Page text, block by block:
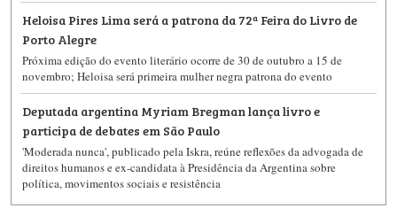
Heloisa Pires Lima será a patrona da 72ª Feira do Livro de
Porto Alegre
Próxima edição do evento literário ocorre de 30 de outubro a 15 de
novembro; Heloisa será primeira mulher negra patrona do evento
Deputada argentina Myriam Bregman lança livro e
participa de debates em São Paulo
'Moderada nunca', publicado pela Iskra, reúne reflexões da advogada de
direitos humanos e ex-candidata à Presidência da Argentina sobre
política, movimentos sociais e resistência